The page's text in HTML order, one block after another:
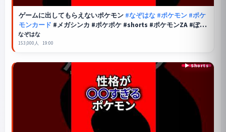
ゲームに出してもらえないポケモン #なぞはな #ポケモン #ポケ
モンカード #メガシンカ #ポケポケ #shorts #ポケモンZA #ぽこ
あポケモン #アニポケ #ポケカ #ポケポケ #ヤミラミ
なぞはな
153,000人 19:00